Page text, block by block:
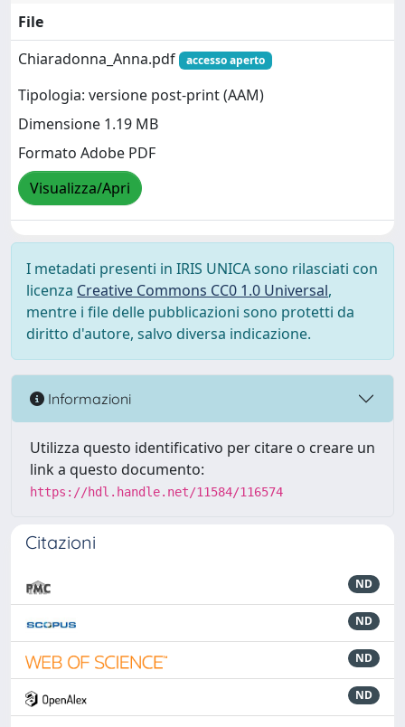
File
Chiaradonna_Anna.pdf
accesso aperto
Tipologia: versione post-print (AAM)
Dimensione 1.19 MB
Formato Adobe PDF
Visualizza/Apri
I metadati presenti in IRIS UNICA sono rilasciati con
licenza Creative Commons CC0 1.0 Universal,
mentre i file delle pubblicazioni sono protetti da
diritto d'autore, salvo diversa indicazione.
Informazioni
Utilizza questo identificativo per citare o creare un
link a questo documento:
https://hdl.handle.net/11584/116574
Citazioni
ND
ND
ND
ND